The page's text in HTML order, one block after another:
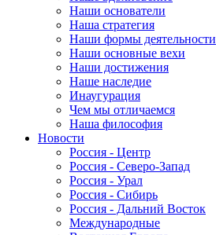
Наши основатели
Наша стратегия
Наши формы деятельности
Наши основные вехи
Наши достижения
Наше наследие
Инаугурация
Чем мы отличаемся
Наша философия
Новости
Россия - Центр
Россия - Северо-Запад
Россия - Урал
Россия - Сибирь
Россия - Дальний Восток
Международные